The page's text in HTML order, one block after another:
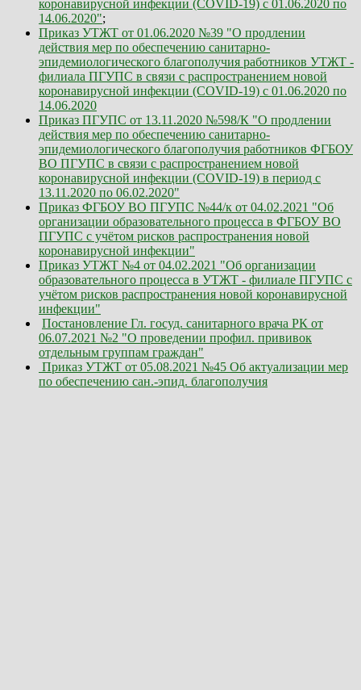
коронавирусной инфекции (COVID-19) с 01.06.2020 по
14.06.2020";
Приказ УТЖТ от 01.06.2020 №39 "О продлении
действия мер по обеспечению санитарно-
эпидемиологического благополучия работников УТЖТ -
филиала ПГУПС в связи с распространением новой
коронавирусной инфекции (COVID-19) с 01.06.2020 по
14.06.2020
Приказ ПГУПС от 13.11.2020 №598/К "О продлении
действия мер по обеспечению санитарно-
эпидемиологического благополучия работников ФГБОУ
ВО ПГУПС в связи с распространением новой
коронавирусной инфекции (COVID-19) в период с
13.11.2020 по 06.02.2020"
Приказ ФГБОУ ВО ПГУПС №44/к от 04.02.2021 "Об
организации образовательного процесса в ФГБОУ ВО
ПГУПС с учётом рисков распространения новой
коронавирусной инфекции"
Приказ УТЖТ №4 от 04.02.2021 "Об организации
образовательного процесса в УТЖТ - филиале ПГУПС с
учётом рисков распространения новой коронавирусной
инфекции"
Постановление Гл. госуд. санитарного врача РК от
06.07.2021 №2 "О проведении профил. прививок
отдельным группам граждан"
Приказ УТЖТ от 05.08.2021 №45 Об актуализации мер
по обеспечению сан.-эпид. благополучия